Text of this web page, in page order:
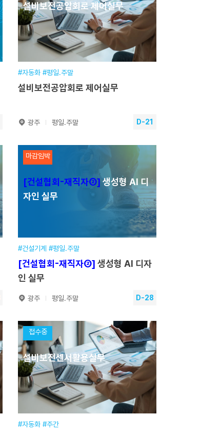
훈련기간
2026.08.22~2026.08.23
교육일정
14시간(2일) [주간]
교육시간
09:00~17:00
교육장소
본원
접수기간
2026.01.19~2026.08.22
설비보전공압회로 제어실무
#자동화 #평일.주말
설비보전공압회로 제어실무
광주 평일.주말 D-21
설비보전공압회로 제어실무
훈련기간
2026.08.29~2026.09.04
교육일정
20시간(4일) [평일.주말]
09:00~17:30(주말), 18:30~22:30(평일)
접수기간
2026.01.19~2026.08.29
수강신청
마감임박
[건설협회-재직자②] 생성형 AI 디
자인 실무
#건설기계 #평일.주말
[건설협회-재직자②] 생성형 AI 디자
인 실무
광주 평일.주말 D-28
[건설협회-재직자②]
생성형 AI
디자인 실무
훈련기간
2026.09.05~2026.09.19
교육일정
48시간(13일) [평일.주말]
교육시간
교육장소
(서울) 휴먼IT교육센터
접수기간
접수중
설비보전센서활용실무
#자동화 #주간